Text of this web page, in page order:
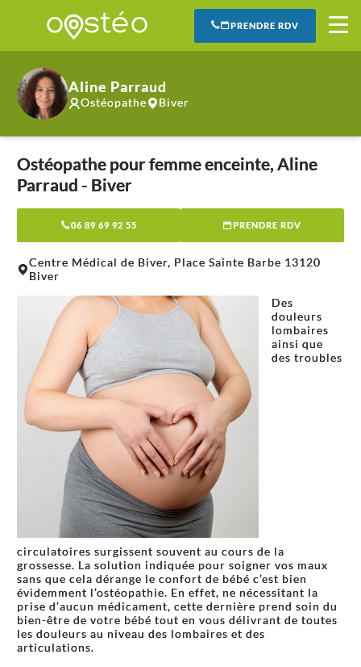
PRENDRE RDV
Aline Parraud
Ostéopathe Biver
Ostéopathe pour femme enceinte, Aline
Parraud - Biver
06 89 69 92 55 PRENDRE RDV
+
Centre Médical de Biver, Place Sainte Barbe 13120
Biver
Des
douleurs
lombaires
ainsi que
des troubles
circulatoires surgissent souvent au cours de la
grossesse. La solution indiquée pour soigner vos maux
sans que cela dérange le confort de bébé c’est bien
évidemment l’ostéopathie. En effet, ne nécessitant la
prise d’aucun médicament, cette dernière prend soin du
bien-être de votre bébé tout en vous délivrant de toutes
les douleurs au niveau des lombaires et des
articulations.